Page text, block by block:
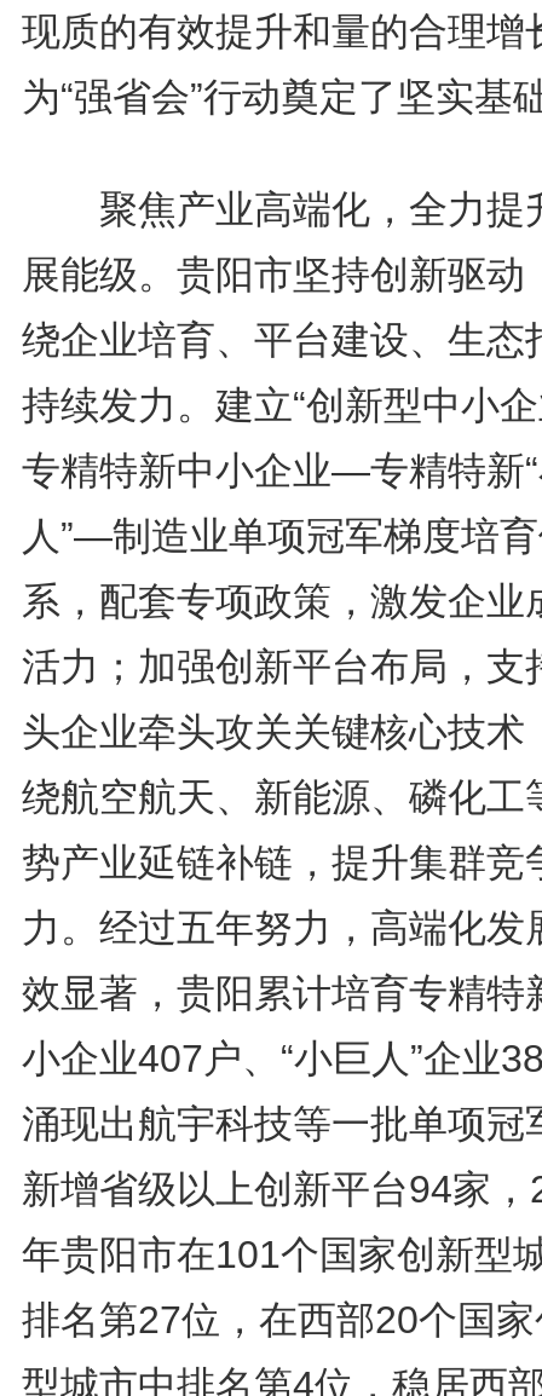
现质的有效提升和量的合理增
为“强省会”行动奠定了坚实基
聚焦产业高端化，全力提
展能级。贵阳市坚持创新驱动
绕企业培育、平台建设、生态
持续发力。建立“创新型中小
专精特新中小企业—专精特新
人”—制造业单项冠军梯度培
系，配套专项政策，激发企业
活力；加强创新平台布局，支
头企业牵头攻关关键核心技术
绕航空航天、新能源、磷化工
势产业延链补链，提升集群竞
力。经过五年努力，高端化发
效显著，贵阳累计培育专精特
小企业407户、“小巨人”企业
涌现出航宇科技等一批单项冠
新增省级以上创新平台94家，
年贵阳市在101个国家创新型
排名第27位，在西部20个国
型城市中排名第4位，稳居西